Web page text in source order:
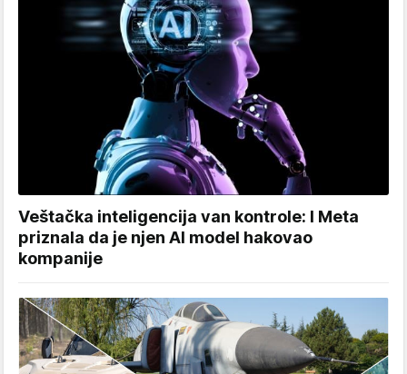
Veštačka inteligencija van kontrole: I Meta
priznala da je njen AI model hakovao
kompanije